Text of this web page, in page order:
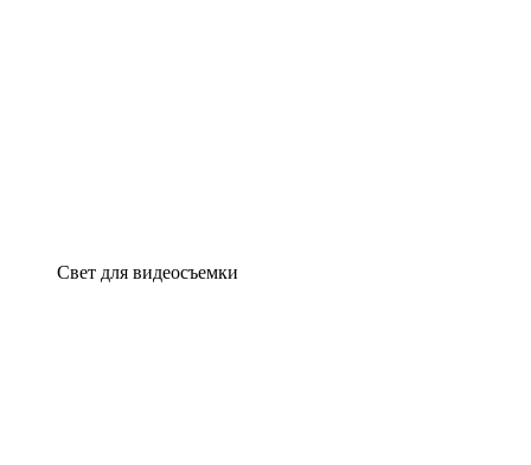
Свет для видеосъемки